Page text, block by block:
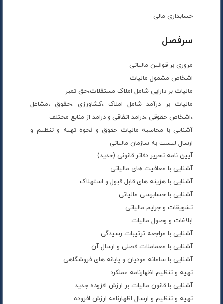
حسابداری مالی
سرفصل
مروری بر قوانین مالیاتی
اشخاص مشمول مالیات
مالیات بر دارایی شامل املاک مستقلات،حق تمبر
مالیات بر درآمد شامل املاک ،کشاورزی ،حقوق ،مشاغل
،اشخاص حقوقی ،درامد اتفاقی و درامد از منابع مختلف
آشنایی با محاسبه مالیات حقوق و نحوه تهیه و تنظیم و
ارسال لیست به سازمان مالیاتی
آیین نامه تحریر دفاتر قانونی (جدید)
آشنایی با معافیت های مالیاتی
آشنایی با هزینه های قابل قبول و استهلاک
آشنایی با حسابرسی مالیاتی
تشویقات و جرایم مالیاتی
ابلاغات و وصول مالیات
آشنایی با مراجعه ترتیبات رسیدگی
آشنایی با معماملات فصلی و ارسال آن
آشنایی با سامانه مودیان و پایانه های فروشگاهی
تهیه و تنظیم اظهارنامه عملکرد
آشنایی با قانون مالیات بر ارزش افزوده جدید
تهیه و تنظیم و ارسال اظهارنامه ارزش افزوده